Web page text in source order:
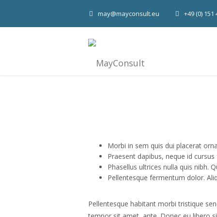
may@mayconsult.eu +49 (0) 151
Morbi in sem quis dui placerat
Praesent dapibus, neque id
Phasellus ultrices nulla quis nibh.
Pellentesque fermentum dolor.
Pellentesque habitant morbi tristique